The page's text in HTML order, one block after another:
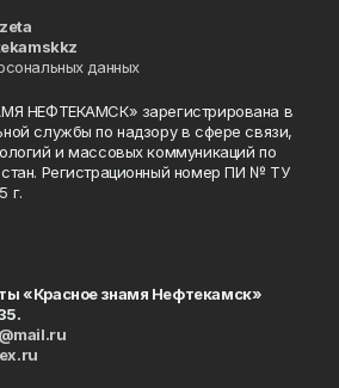
данных
НЕФТЕКАМСК» зарегистрирована в
службы по надзору в сфере связи,
и массовых коммуникаций по
Регистрационный номер ПИ № ТУ
г.
«Красное знамя Нефтекамск»